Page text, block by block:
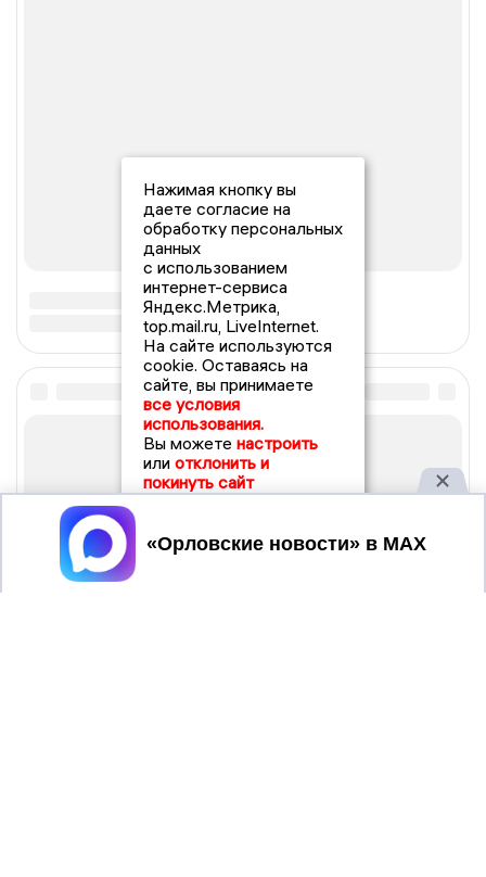
Нажимая кнопку вы
даете согласие на
обработку персональных
данных
с использованием
интернет-сервиса
Яндекс.Метрика,
top.mail.ru, LiveInternet.
На сайте используются
cookie. Оставаясь на
сайте, вы принимаете
все условия
использования.
Вы можете настроить
или отклонить и
покинуть сайт
Принять